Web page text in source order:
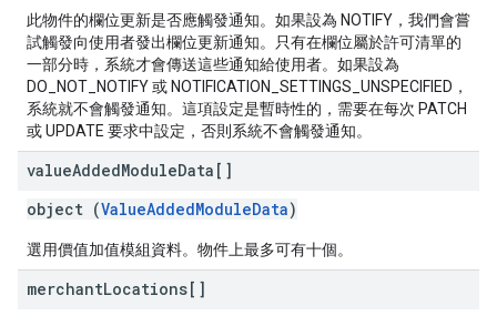
此物件的欄位更新是否應觸發通知。如果設為 NOTIFY，我們會嘗
試觸發向使用者發出欄位更新通知。只有在欄位屬於許可清單的
一部分時，系統才會傳送這些通知給使用者。如果設為
DO_NOT_NOTIFY 或 NOTIFICATION_SETTINGS_UNSPECIFIED，
系統就不會觸發通知。這項設定是暫時性的，需要在每次 PATCH
或 UPDATE 要求中設定，否則系統不會觸發通知。
valueAddedModuleData[]
object (ValueAddedModuleData)
選用價值加值模組資料。物件上最多可有十個。
merchantLocations[]